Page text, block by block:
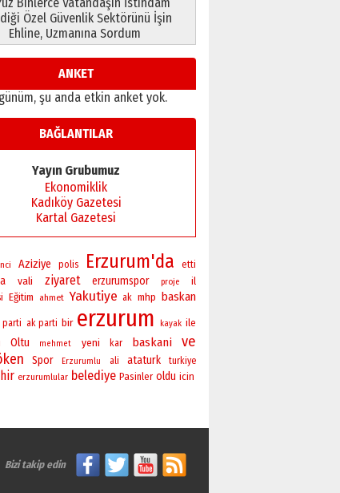
Özel Güvenlik Sektörünü İşin
Ehline, Uzmanına Sordum
ANKET
şu anda etkin anket yok.
BAĞLANTILAR
Yayın Grubumuz
Ekonomiklik
Kadıköy Gazetesi
Kartal Gazetesi
Aziziye polis Erzurum'da etti
vali ziyaret erzurumspor proje il
Eğitim ahmet Yakutiye ak mhp baskan
parti ak parti bir erzurum kayak ile
Oltu mehmet yeni kar baskani
ve
Spor Erzurumlu ali ataturk turkiye
erzurumlular belediye Pasinler oldu icin
Bizi takip edin